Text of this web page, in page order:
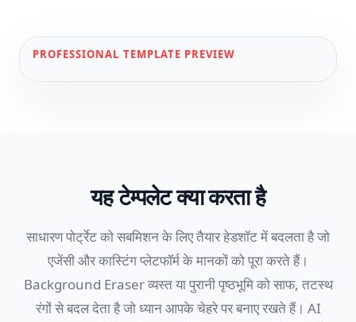
PROFESSIONAL TEMPLATE PREVIEW
यह टेम्पलेट क्या करता है
साधारण पोर्ट्रेट को सबमिशन के लिए तैयार हेडशॉट में बदलता है जो
एजेंसी और कास्टिंग प्लेटफॉर्म के मानकों को पूरा करते हैं।
Background Eraser व्यस्त या पुरानी पृष्ठभूमि को साफ, तटस्थ
रंगों से बदल देता है जो ध्यान आपके चेहरे पर बनाए रखते हैं। AI